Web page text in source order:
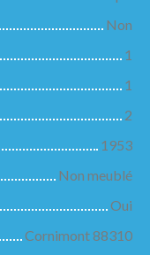
Non
1
1
2
1953
Non meublé
Oui
Cornimont 88310